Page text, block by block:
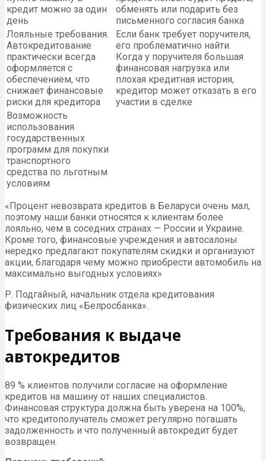
кредит можно за один
день
обменять или подарить без
письменного согласия банка
Лояльные требования.
Автокредитование
практически всегда
оформляется с
обеспечением, что
снижает финансовые
риски для кредитора
Если банк требует поручителя,
его проблематично найти.
Когда у поручителя большая
финансовая нагрузка или
плохая кредитная история,
кредитор может отказать в его
участии в сделке
Возможность
использования
государственных
программ для покупки
транспортного
средства по льготным
условиям
«Процент невозврата кредитов в Беларуси очень мал,
поэтому наши банки относятся к клиентам более
лояльно, чем в соседних странах — России и Украине.
Кроме того, финансовые учреждения и автосалоны
нередко предлагают покупателям скидки и организуют
акции, благодаря чему можно приобрести автомобиль на
максимально выгодных условиях»
Р. Подгайный, начальник отдела кредитования
физических лиц «Белросбанка».
Требования к выдаче
автокредитов
89 % клиентов получили согласие на оформление
кредитов на машину от наших специалистов.
Финансовая структура должна быть уверена на 100%,
что кредитополучатель сможет регулярно погашать
задолженность и что полученный автокредит будет
возвращен.